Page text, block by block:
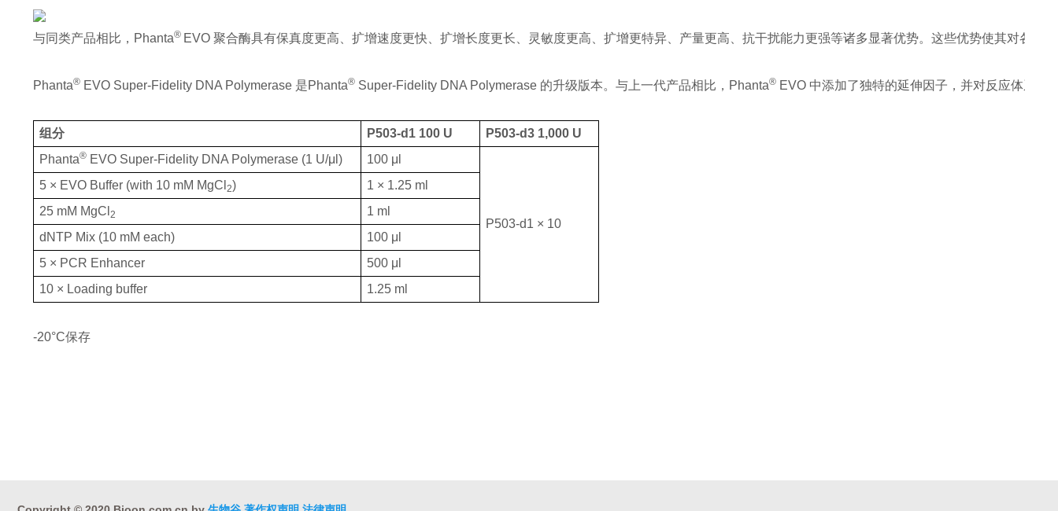
与同类产品相比，Phanta® EVO 聚合酶具有保真度更高、扩增速度更快、扩增长度更长、灵敏度更高、扩增更特异、产量更高、抗干扰能力更强等诸多显著优势。这些优势使其对各
Phanta® EVO Super-Fidelity DNA Polymerase 是Phanta® Super-Fidelity DNA Polymerase 的升级版本。与上一代产品相比，Phanta® EVO 中添加了独特的延伸因子，并对反应体系
组分 P503-d1 100 U
P503-d3 1,000 U
Phanta® EVO Super-Fidelity DNA Polymerase (1 U/μl) 100 μl
P503-d1 × 10
5 × EVO Buffer (with 10 mM MgCl2)
1 × 1.25 ml
25 mM MgCl2
1 ml
dNTP Mix (10 mM each)
100 μl
5 × PCR Enhancer
500 μl
10 × Loading buffer
1.25 ml
-20°C保存